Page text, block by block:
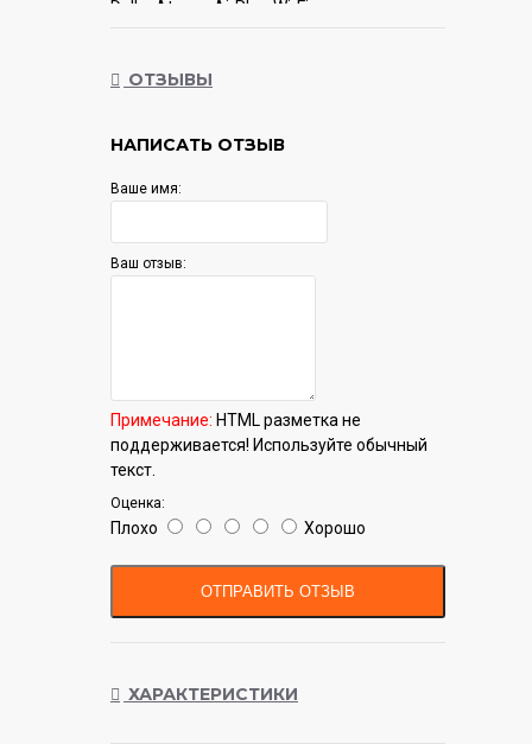
Dolby Atmos, AirPlay, Wi-Fi, смарт пульт
ОТЗЫВЫ
НАПИСАТЬ ОТЗЫВ
Ваше имя:
Ваш отзыв:
Примечание: HTML разметка не
поддерживается! Используйте обычный
текст.
Оценка:
Плохо Хорошо
ОТПРАВИТЬ ОТЗЫВ
ХАРАКТЕРИСТИКИ